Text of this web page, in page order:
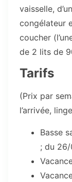
vaisselle,
congélateur
coucher
de 2 lits de
Tarifs
(Prix par
l’arrivée,
Basse
; du 26/